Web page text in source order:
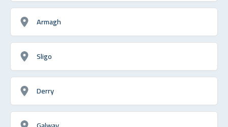
Armagh
Sligo
Derry